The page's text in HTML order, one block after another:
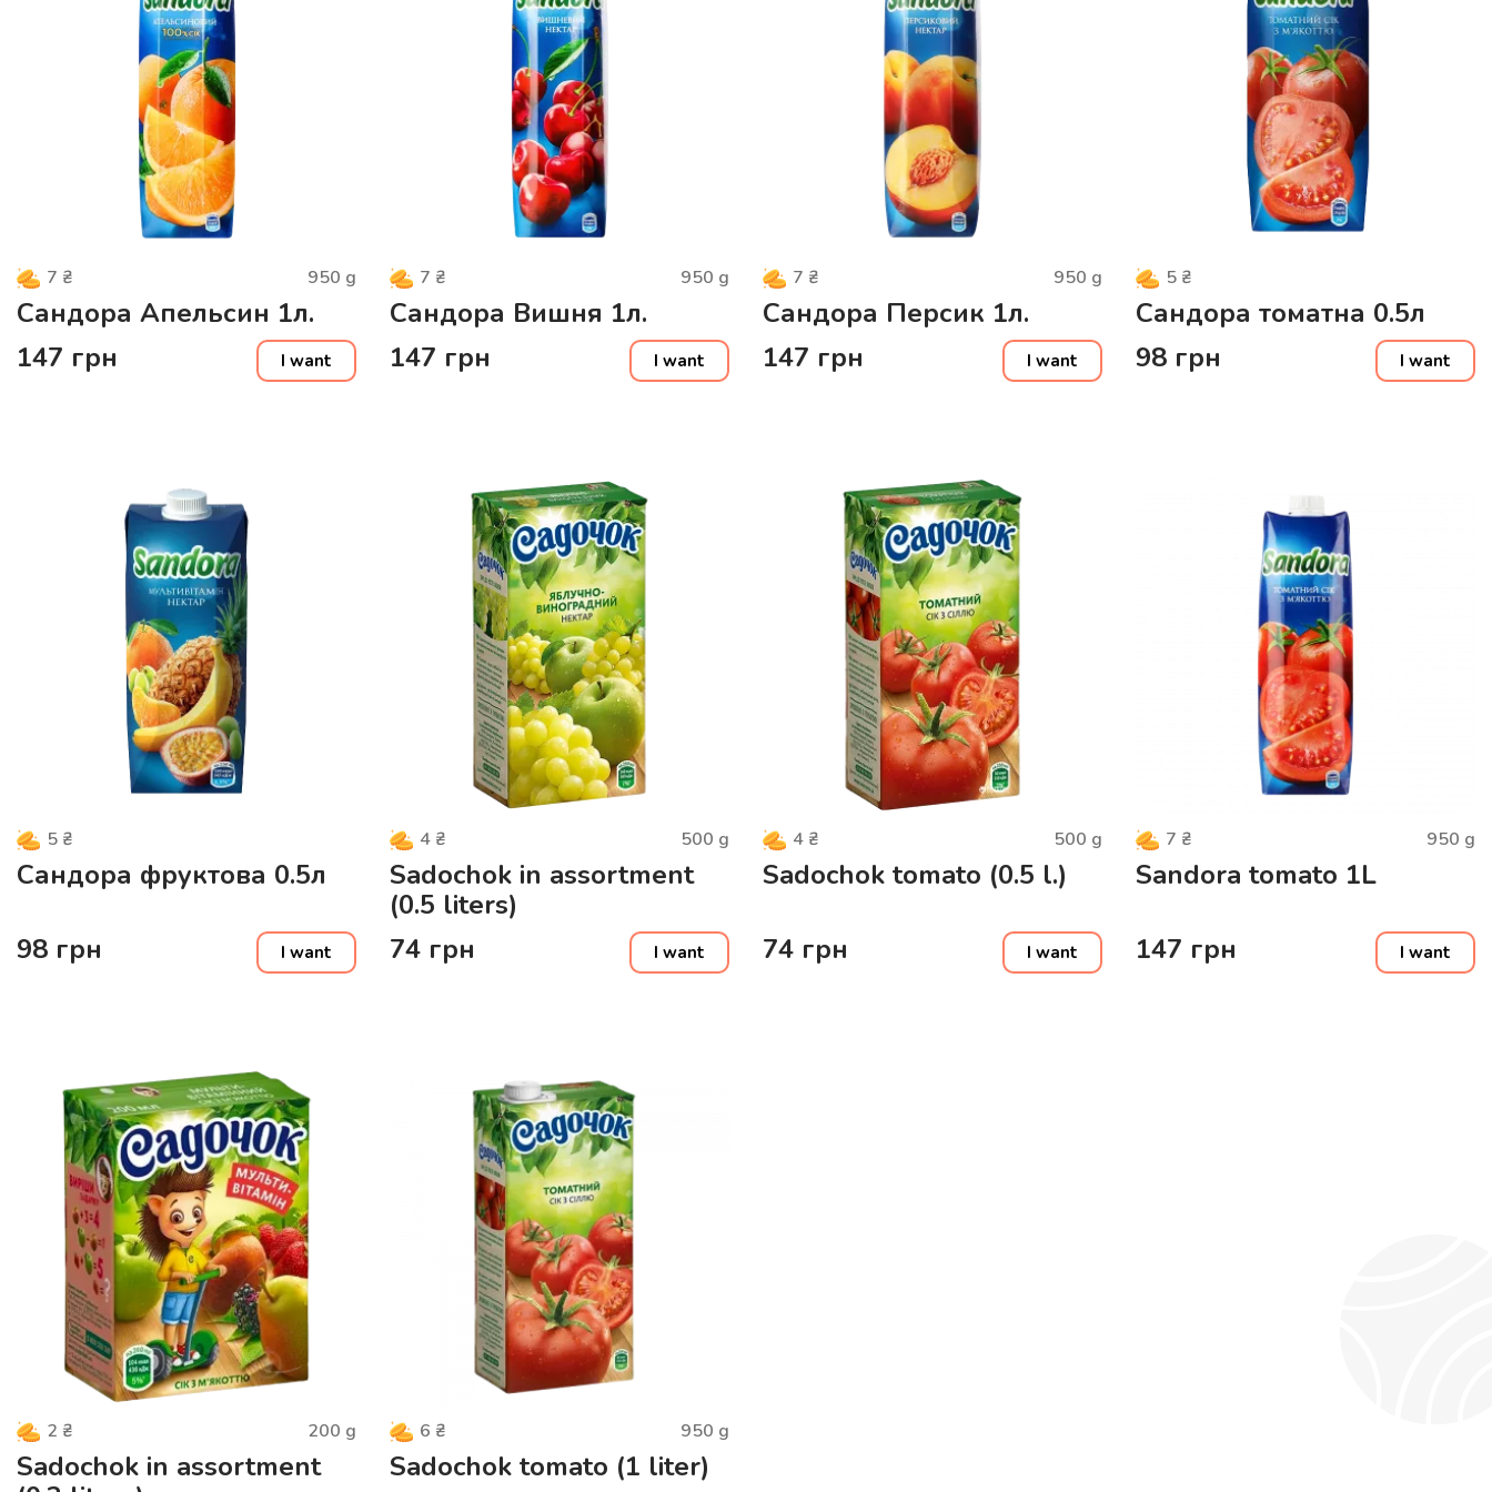
7 ₴ 950 g
Сандора Апельсин 1л.
147 грн I want
7 ₴ 950 g
Сандора Вишня 1л.
147 грн I want
7 ₴ 950 g
Сандора Персик 1л.
147 грн I want
5 ₴
Сандора томатна 0.5л
98 грн I want
5 ₴
Сандора фруктова 0.5л
98 грн I want
4 ₴ 500 g
Sadochok in assortment
(0.5 liters)
74 грн I want
4 ₴ 500 g
Sadochok tomato (0.5 l.)
74 грн I want
7 ₴ 950 g
Sandora tomato 1L
147 грн I want
2 ₴ 200 g
Sadochok in assortment
6 ₴ 950 g
Sadochok tomato (1 liter)